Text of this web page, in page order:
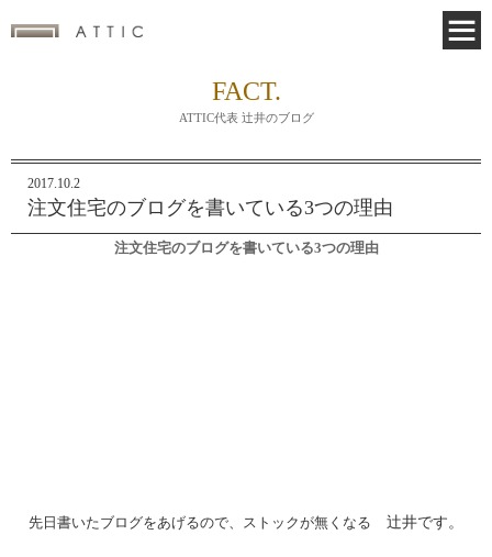
FACT.
ATTIC代表 辻井のブログ
2017.10.2
注文住宅のブログを書いている3つの理由
注文住宅のブログを書いている3つの理由
先日書いたブログをあげるので、ストックが無くなる 辻井です。